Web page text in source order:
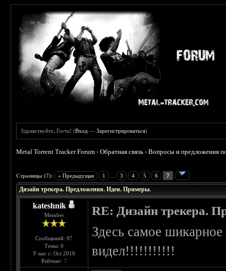
Здравствуйте, Гость! (Вход —Зарегистрироваться)
Metal Torrent Tracker Forum ›Обратная связь ›Вопросы и предложения
Страницы (7): « Предыдущая 1 3 4 5 6 7
Дизайн трекера. Предложения. Идеи. Примеры.
kateshnik
Member
Сообщений: 97
Темы: 0
У нас с: Oct 2010
Рейтинг: 7
RE: Дизайн трекера.
Здесь самое
видел!!!!!!!!!!!